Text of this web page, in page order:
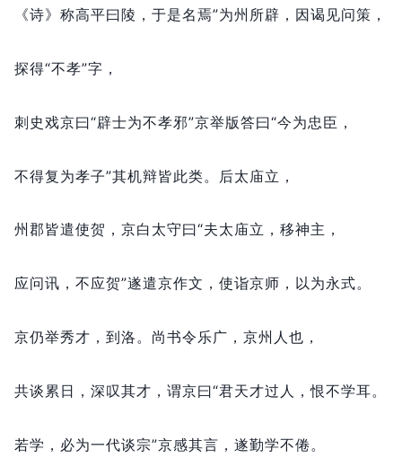
《诗》称高平曰陵， 于是名焉”为州所辟， 因谒见问策，
探得“不孝”字，
刺史戏京曰“辟士为不孝邪”京举版答曰“今为忠臣，
不得复为孝子”其机辩皆此类。 后太庙立，
州郡皆遣使贺， 京白太守曰“夫太庙立， 移神主，
应问讯， 不应贺”遂遣京作文， 使诣京师， 以为永式。
京仍举秀才， 到洛。 尚书令乐广， 京州人也，
共谈累日， 深叹其才， 谓京曰“君天才过人，恨不学耳。
若学， 必为一代谈宗”京感其言， 遂勤学不倦。